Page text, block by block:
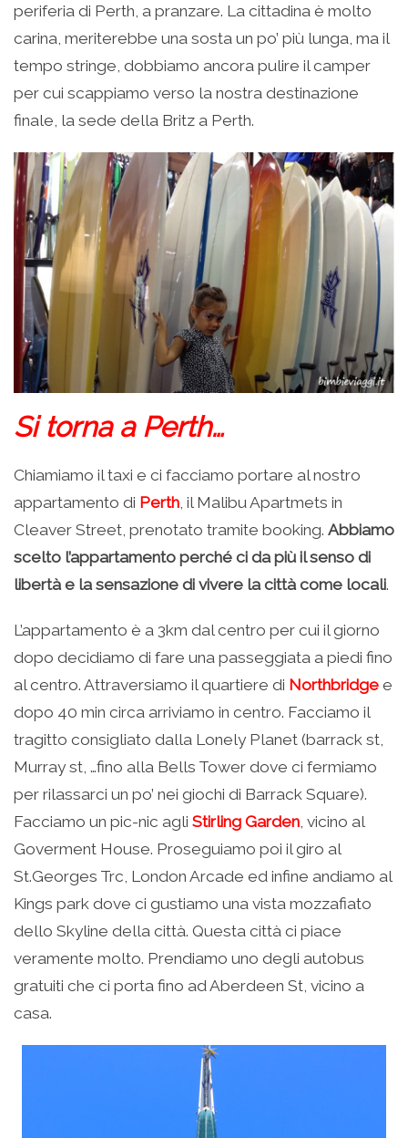
periferia di Perth, a pranzare. La cittadina è molto
carina, meriterebbe una sosta un po’ più lunga, ma il
tempo stringe, dobbiamo ancora pulire il camper
per cui scappiamo verso la nostra destinazione
finale, la sede della Britz a Perth.
Si torna a Perth…
Chiamiamo il taxi e ci facciamo portare al nostro
appartamento di Perth, il Malibu Apartmets in
Cleaver Street, prenotato tramite booking. Abbiamo
scelto l’appartamento perché ci da più il senso di
libertà e la sensazione di vivere la città come locali.
L’appartamento è a 3km dal centro per cui il giorno
dopo decidiamo di fare una passeggiata a piedi fino
al centro. Attraversiamo il quartiere di Northbridge e
dopo 40 min circa arriviamo in centro. Facciamo il
tragitto consigliato dalla Lonely Planet (barrack st,
Murray st, …fino alla Bells Tower dove ci fermiamo
per rilassarci un po’ nei giochi di Barrack Square).
Facciamo un pic-nic agli Stirling Garden, vicino al
Goverment House. Proseguiamo poi il giro al
St.Georges Trc, London Arcade ed infine andiamo al
Kings park dove ci gustiamo una vista mozzafiato
dello Skyline della città. Questa città ci piace
veramente molto. Prendiamo uno degli autobus
gratuiti che ci porta fino ad Aberdeen St, vicino a
casa.